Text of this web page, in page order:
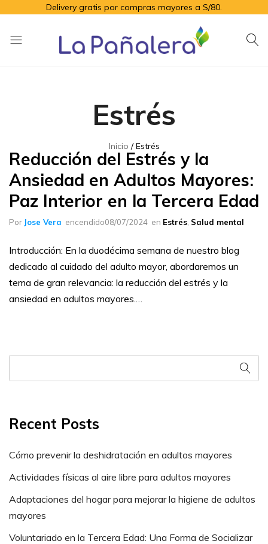
Delivery gratis por compras mayores a S/80.
Estrés
Inicio Estrés
Reducción del Estrés y la
Ansiedad en Adultos Mayores:
Paz Interior en la Tercera Edad
Por Jose Vera encendido08/07/2024 en Estrés Salud mental
Introducción: En la duodécima semana de nuestro blog
dedicado al cuidado del adulto mayor, abordaremos un
tema de gran relevancia: la reducción del estrés y la
ansiedad en adultos mayores.…
Recent Posts
Cómo prevenir la deshidratación en adultos mayores
Actividades físicas al aire libre para adultos mayores
Adaptaciones del hogar para mejorar la higiene de adultos
mayores
Voluntariado en la Tercera Edad: Una Forma de Socializar